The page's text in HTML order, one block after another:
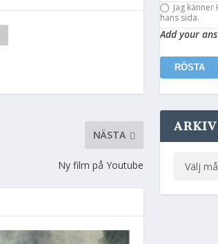
NÄSTA
Ny film på Youtube
Jag
hans sida.
Add your
ARKIV